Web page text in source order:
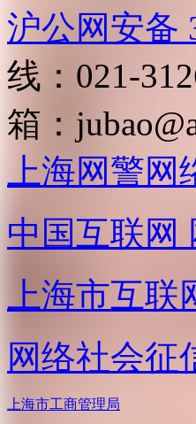
沪公网安备
线：021-
箱：
上海网警网
中国互联网
上海市互联
网络社会征
上海市工商管理局